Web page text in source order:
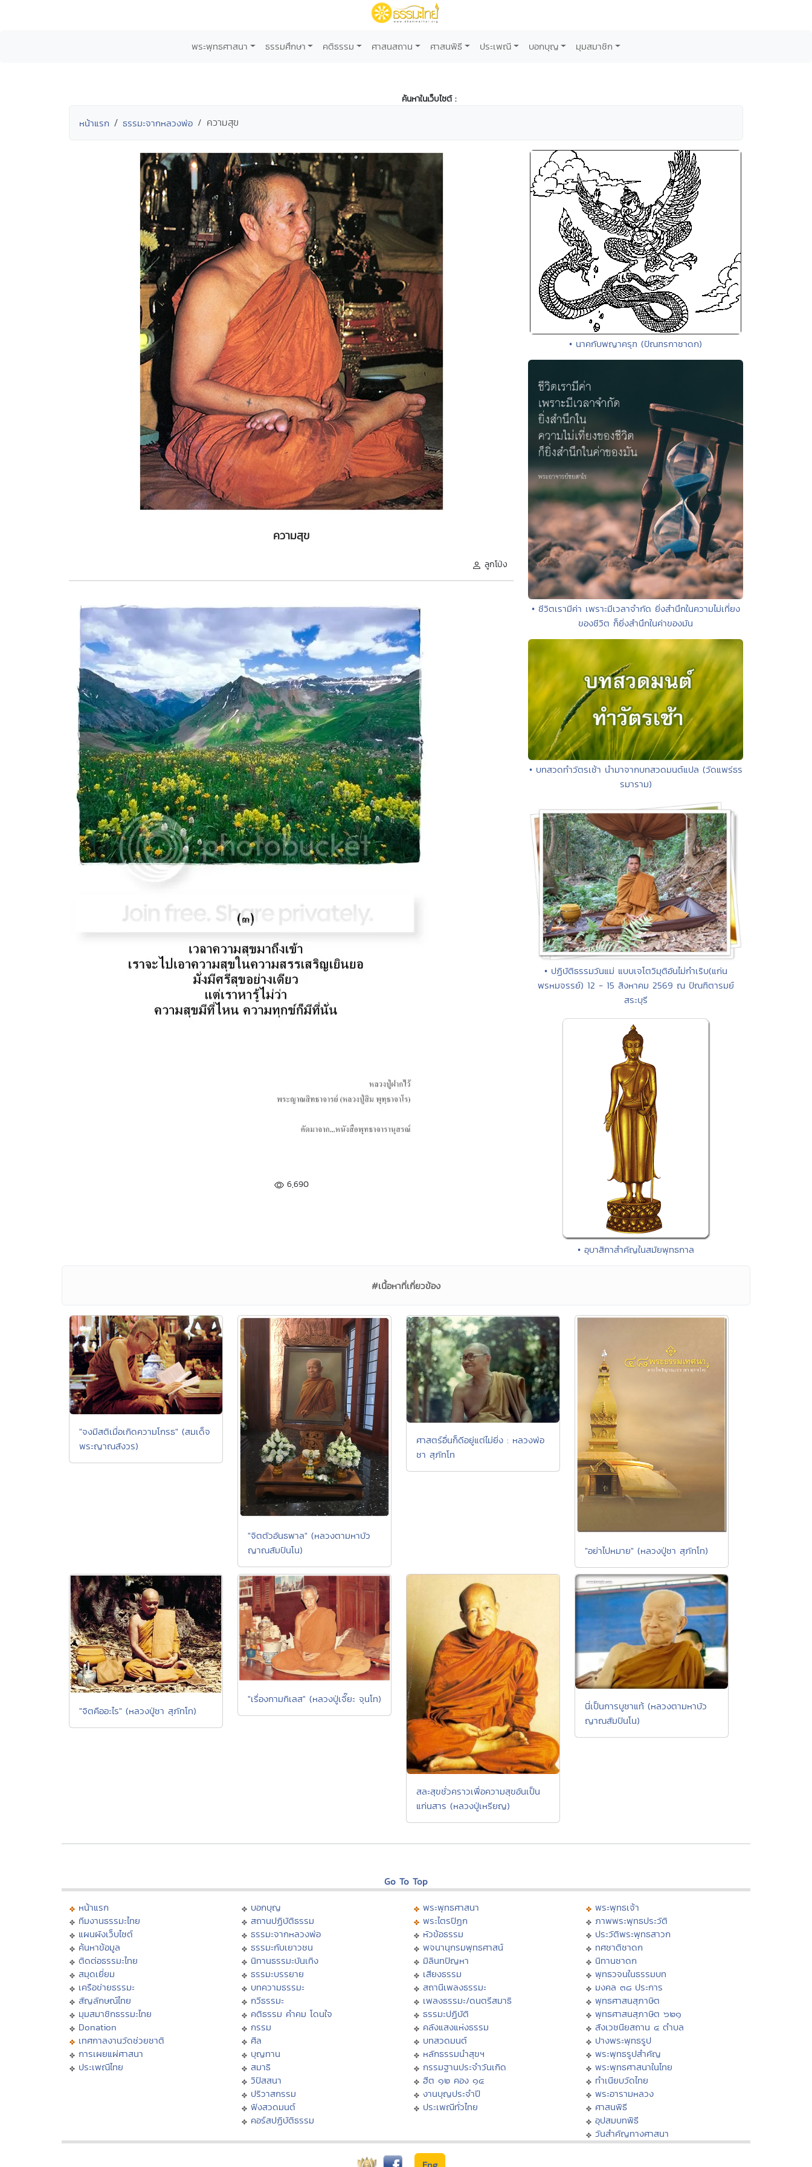
พระพุทธศาสนา ธรรมศึกษา คติธรรม ศาสนสถาน ศาสนพิธี ประเพณี บอกบุญ มุมสมาชิก
ค้นหาในเว็บไซต์ :
หน้าแรก ธรรมะจากหลวงพ่อ ความสุข
ความสุข
ลูกโป่ง
6,690
• นาคกับพญาครุฑ (ปัณฑรกาชาดก)
• ชีวิตเรามีค่า เพราะมีเวลาจำกัด ยิ่งสำนึกในความไม่เที่ยง
ของชีวิต ก็ยิ่งสำนึกในค่าของมัน
• บทสวดทำวัตรเช้า นำมาจากบทสวดมนต์แปล (วัดแพร่ธร
รมาราม)
• ปฏิบัติธรรมวันแม่ แบบเจโตวิมุติอันไม่กำเริบ(แก่น
พรหมจรรย์) 12 - 15 สิงหาคม 2569 ณ ปัณฑิตารมย์
สระบุรี
• อุบาสิกาสำคัญในสมัยพุทธกาล
#เนื้อหาที่เกี่ยวข้อง
"จงมีสติเมื่อเกิดความโกรธ" (สมเด็จ
พระญาณสังวร)
"จิตตัวอันธพาล" (หลวงตามหาบัว
ญาณสัมปันโน)
ศาสตร์อื่นก็ดีอยู่แต่ไม่ยิ่ง : หลวงพ่อ
ชา สุภัทโท
"อย่าไปหมาย" (หลวงปู่ชา สุภัทโท)
"จิตคืออะไร" (หลวงปู่ชา สุภัทโท)
"เรื่องกามกิเลส" (หลวงปู่เจี๊ยะ จุนโท)
สละสุขชั่วคราวเพื่อความสุขอันเป็น
แก่นสาร (หลวงปู่เหรียญ)
นี่เป็นการบูชาแท้ (หลวงตามหาบัว
ญาณสัมปันโน)
Go To Top
หน้าแรก
ทีมงานธรรมะไทย
แผนผังเว็บไซต์
ค้นหาข้อมูล
ติดต่อธรรมะไทย
สมุดเยี่ยม
เครือข่ายธรรมะ
สัญลักษณ์ไทย
มุมสมาชิกธรรมะไทย
Donation
เทศกาลงานวัดช่วยชาติ
การเผยแผ่ศาสนา
ประเพณีไทย
บอกบุญ
สถานปฏิบัติธรรม
ธรรมะจากหลวงพ่อ
ธรรมะกับเยาวชน
นิทานธรรมะบันเทิง
ธรรมะบรรยาย
บทความธรรมะ
กวีธรรมะ
คติธรรม คำคม โดนใจ
กรรม
ศีล
บุญทาน
สมาธิ
วิปัสสนา
ปริวาสกรรม
ฟังสวดมนต์
คอร์สปฏิบัติธรรม
พระพุทธศาสนา
พระไตรปิฏก
หัวข้อธรรม
พจนานุกรมพุทธศาสน์
มิลินทปัญหา
เสียงธรรม
สถานีเพลงธรรมะ
เพลงธรรมะ/ดนตรีสมาธิ
ธรรมะปฏิบัติ
คลังแสงแห่งธรรม
บทสวดมนต์
หลักธรรมนำสุขฯ
กรรมฐานประจำวันเกิด
ฮีต ๑๒ คอง ๑๔
งานบุญประจำปี
ประเพณีทั่วไทย
พระพุทธเจ้า
ภาพพระพุทธประวัติ
ประวัติพระพุทธสาวก
ทศชาติชาดก
นิทานชาดก
พุทธวจนในธรรมบท
มงคล ๓๘ ประการ
พุทธศาสนสุภาษิต
พุทธศาสนสุภาษิต ๖๒๑
สังเวชนียสถาน ๔ ตำบล
ปางพระพุทธรูป
พระพุทธรูปสำคัญ
พระพุทธศาสนาในไทย
ทำเนียบวัดไทย
พระอารามหลวง
ศาสนพิธี
อุปสมบทพิธี
วันสำคัญทางศาสนา